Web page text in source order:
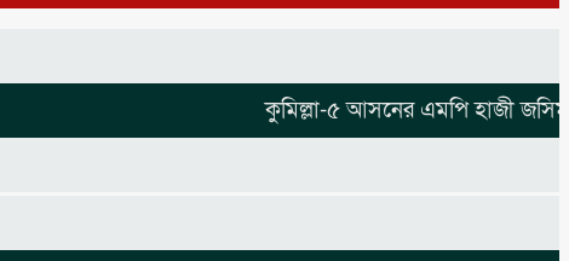
কুমিল্লা-৫ আসনের এমপি হাজী জসিম